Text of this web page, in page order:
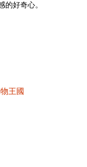
的好奇心。
王國